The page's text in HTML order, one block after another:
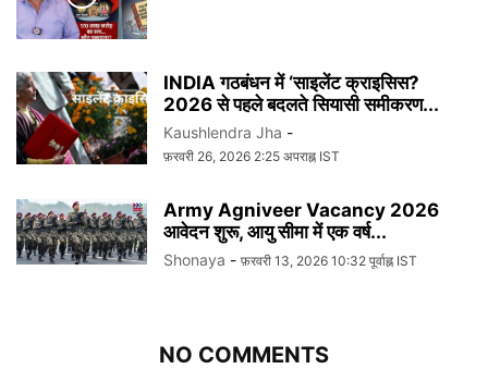
INDIA गठबंधन में ‘साइलेंट क्राइसिस?
2026 से पहले बदलते सियासी समीकरण...
Kaushlendra Jha -
फ़रवरी 26, 2026 2:25 अपराह्न IST
Army Agniveer Vacancy 2026
आवेदन शुरू, आयु सीमा में एक वर्ष...
Shonaya - फ़रवरी 13, 2026 10:32 पूर्वाह्न IST
NO COMMENTS